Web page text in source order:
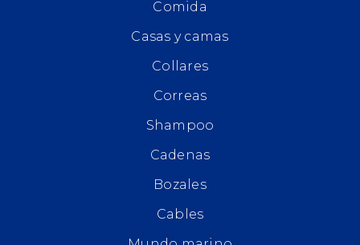
Comida
Casas y camas
Collares
Correas
Shampoo
Cadenas
Bozales
Cables